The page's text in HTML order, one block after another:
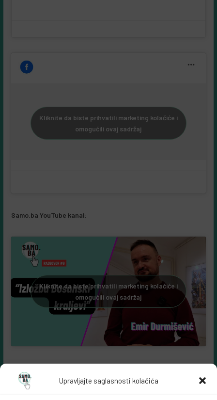
Upravljajte saglasnosti kolačića
Kliknite da biste prihvatili marketing kolačiće i
omogućili ovaj sadržaj
Samo.ba YouTube kanal:
Kliknite da biste prihvatili marketing kolačiće i
omogućili ovaj sadržaj